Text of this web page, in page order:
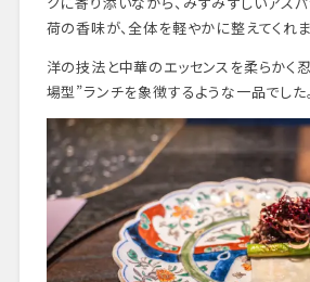
荷の香味が、全体を軽やかに整えてくれま
洋の技法と中華のエッセンスを柔らかく
場型”ランチを象徴するような一品でした。